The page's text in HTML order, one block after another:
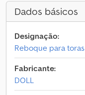
Dados básicos
Designação:
Reboque para toras
Fabricante:
DOLL